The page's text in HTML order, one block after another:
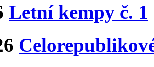
Letní kempy č. 1